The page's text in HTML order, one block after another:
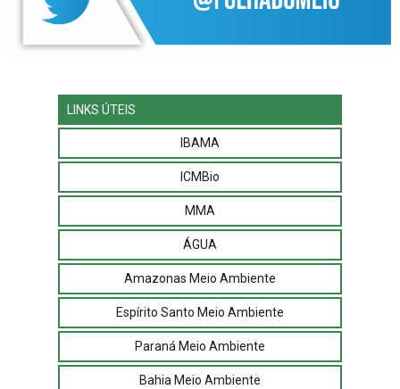
LINKS ÚTEIS
IBAMA
ICMBio
MMA
ÁGUA
Amazonas Meio Ambiente
Espírito Santo Meio Ambiente
Paraná Meio Ambiente
Bahia Meio Ambiente